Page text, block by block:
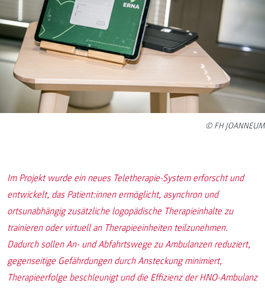
© FH JOANNEUM
Im Projekt wurde ein neues Teletherapie-System erforscht und
entwickelt, das Patient:innen ermöglicht, asynchron und
ortsunabhängig zusätzliche logopädische Therapieinhalte zu
trainieren oder virtuell an Therapieeinheiten teilzunehmen.
Dadurch sollen An- und Abfahrtswege zu Ambulanzen reduziert,
gegenseitige Gefährdungen durch Ansteckung minimiert,
Therapieerfolge beschleunigt und die Effizienz der HNO-Ambulanz